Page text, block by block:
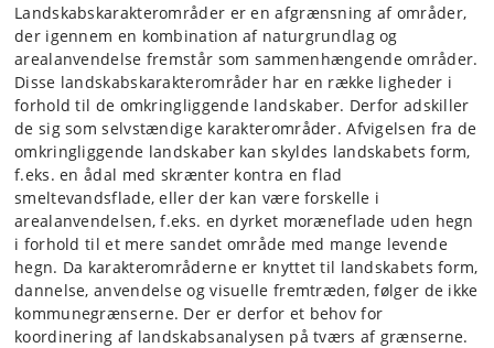
Landskabskarakterområder er en afgrænsning af områder,
der igennem en kombination af naturgrundlag og
arealanvendelse fremstår som sammenhængende områder.
Disse landskabskarakterområder har en række ligheder i
forhold til de omkringliggende landskaber. Derfor adskiller
de sig som selvstændige karakterområder. Afvigelsen fra de
omkringliggende landskaber kan skyldes landskabets form,
f.eks. en ådal med skrænter kontra en flad
smeltevandsflade, eller der kan være forskelle i
arealanvendelsen, f.eks. en dyrket moræneflade uden hegn
i forhold til et mere sandet område med mange levende
hegn. Da karakterområderne er knyttet til landskabets form,
dannelse, anvendelse og visuelle fremtræden, følger de ikke
kommunegrænserne. Der er derfor et behov for
koordinering af landskabsanalysen på tværs af grænserne.